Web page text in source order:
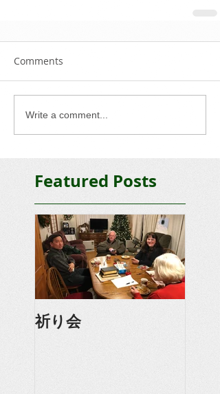
Comments
Write a comment...
Featured Posts
祈り会